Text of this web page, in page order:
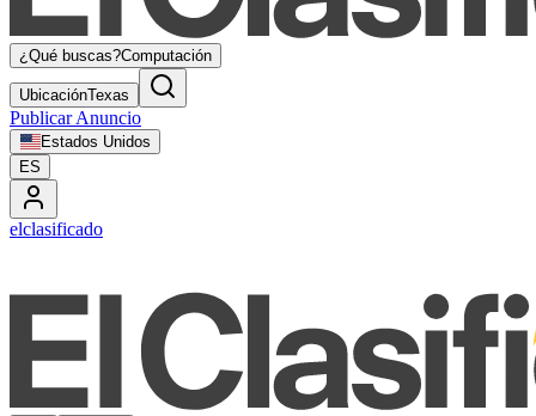
¿Qué buscas?Computación
UbicaciónTexas
Publicar Anuncio
Estados Unidos
ES
elclasificado